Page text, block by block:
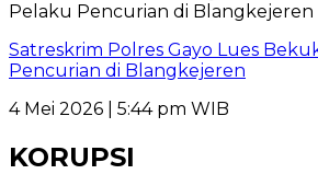
Satreskrim Polres Gayo Lues
Pencurian di Blangkejeren
4 Mei 2026 | 5:44 pm WIB
KORUPSI